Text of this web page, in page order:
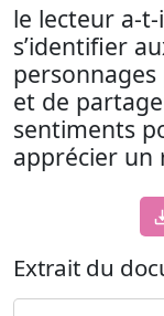
le lecteur a-
s’identifier
et de
sentiments
apprécier un
Extrait du